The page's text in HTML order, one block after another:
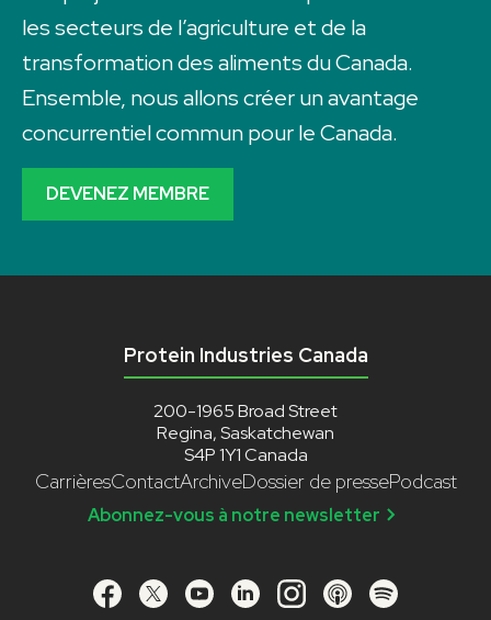
les secteurs de l’agriculture et de la
transformation des aliments du Canada.
Ensemble, nous allons créer un avantage
concurrentiel commun pour le Canada.
DEVENEZ MEMBRE
Protein Industries Canada
200-1965 Broad Street
Regina, Saskatchewan
S4P 1Y1 Canada
CarrièresContactArchiveDossier de pressePodcast
Abonnez-vous à notre newsletter